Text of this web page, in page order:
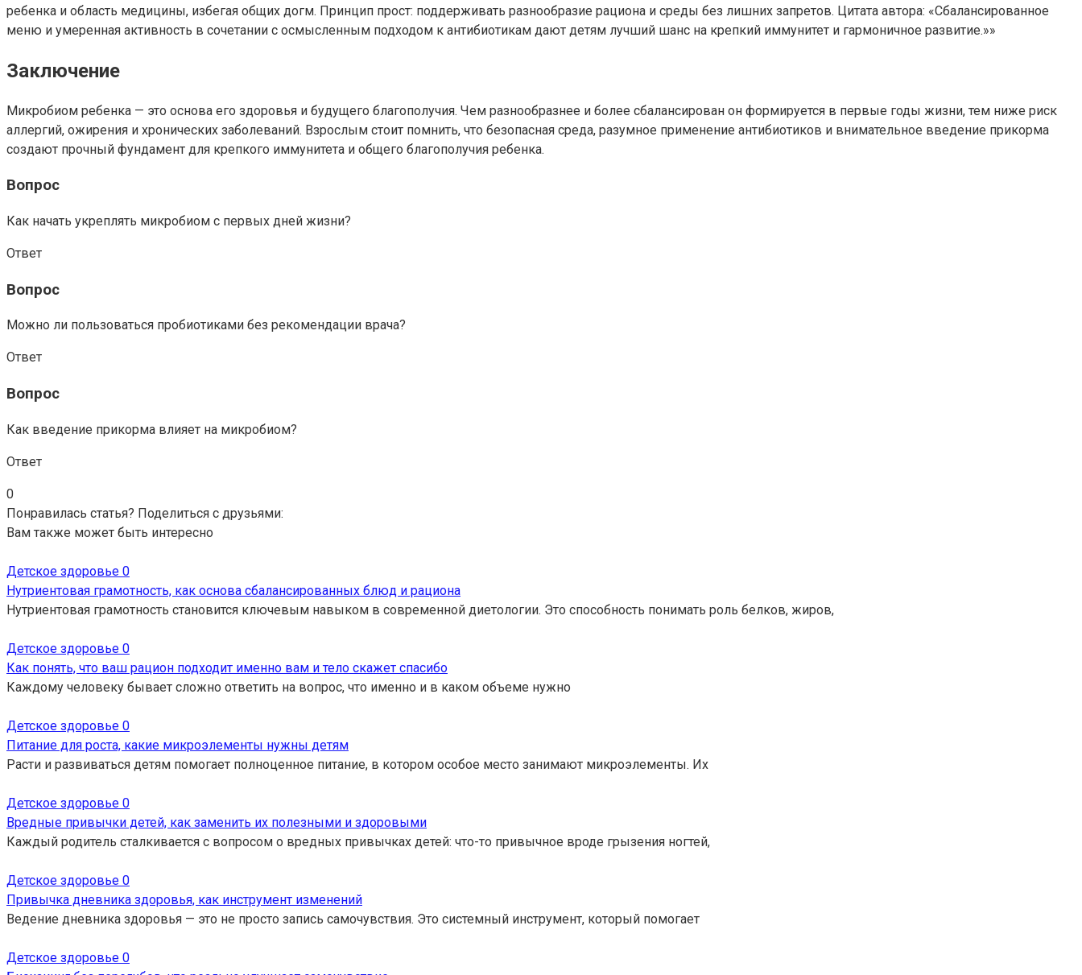
ребенка и область медицины, избегая общих догм. Принцип прост: поддерживать разнообразие рациона и среды без лишних запретов. Цитата автора: «Сбалансированное
меню и умеренная активность в сочетании с осмысленным подходом к антибиотикам дают детям лучший шанс на крепкий иммунитет и гармоничное развитие.»»
Заключение
Микробиом ребенка — это основа его здоровья и будущего благополучия. Чем разнообразнее и более сбалансирован он формируется в первые годы жизни, тем ниже риск
аллергий, ожирения и хронических заболеваний. Взрослым стоит помнить, что безопасная среда, разумное применение антибиотиков и внимательное введение прикорма
создают прочный фундамент для крепкого иммунитета и общего благополучия ребенка.
Вопрос
Как начать укреплять микробиом с первых дней жизни?
Ответ
Вопрос
Можно ли пользоваться пробиотиками без рекомендации врача?
Ответ
Вопрос
Как введение прикорма влияет на микробиом?
Ответ
0
Понравилась статья? Поделиться с друзьями:
Вам также может быть интересно
Детское здоровье 0
Нутриентовая грамотность, как основа сбалансированных блюд и рациона
Нутриентовая грамотность становится ключевым навыком в современной диетологии. Это способность понимать роль белков, жиров,
Детское здоровье 0
Как понять, что ваш рацион подходит именно вам и тело скажет спасибо
Каждому человеку бывает сложно ответить на вопрос, что именно и в каком объеме нужно
Детское здоровье 0
Питание для роста, какие микроэлементы нужны детям
Расти и развиваться детям помогает полноценное питание, в котором особое место занимают микроэлементы. Их
Детское здоровье 0
Вредные привычки детей, как заменить их полезными и здоровыми
Каждый родитель сталкивается с вопросом о вредных привычках детей: что-то привычное вроде грызения ногтей,
Детское здоровье 0
Привычка дневника здоровья, как инструмент изменений
Ведение дневника здоровья — это не просто запись самочувствия. Это системный инструмент, который помогает
Детское здоровье 0